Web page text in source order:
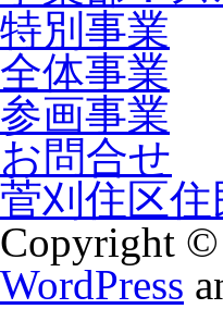
特別事業
全体事業
参画事業
お問合せ
菅刈住区
Copyright ©
WordPress